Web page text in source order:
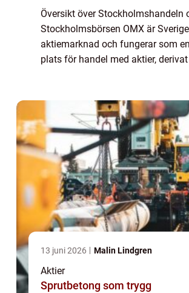
Översikt över Stockholmshandeln
Stockholmsbörsen OMX är
aktiemarknad och fungerar som
plats för handel med aktier,
13 juni 2026 Malin Lindgren
Aktier
Sprutbetong som trygg